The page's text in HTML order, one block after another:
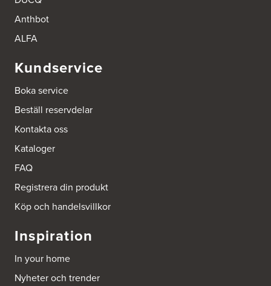
136 49 Vega
http://www.ballingslov.se
Ballingslöv Mölndal
Bsa Kök & Bad AB
Tel.:0046-31864380
Ballingslöv Sickla
Hässelmanstorg 1-3
Tel.:0046-86428515
http://www.ballingslov.se
Gäddvägen 12
Tel.:752412900
Anthbot
ALFA
Kundservice
Boka service
Beställ reservdelar
Kontakta oss
Kataloger
FAQ
Registrera din produkt
Köp och handelsvillkor
Inspiration
In your home
Nyheter och trender